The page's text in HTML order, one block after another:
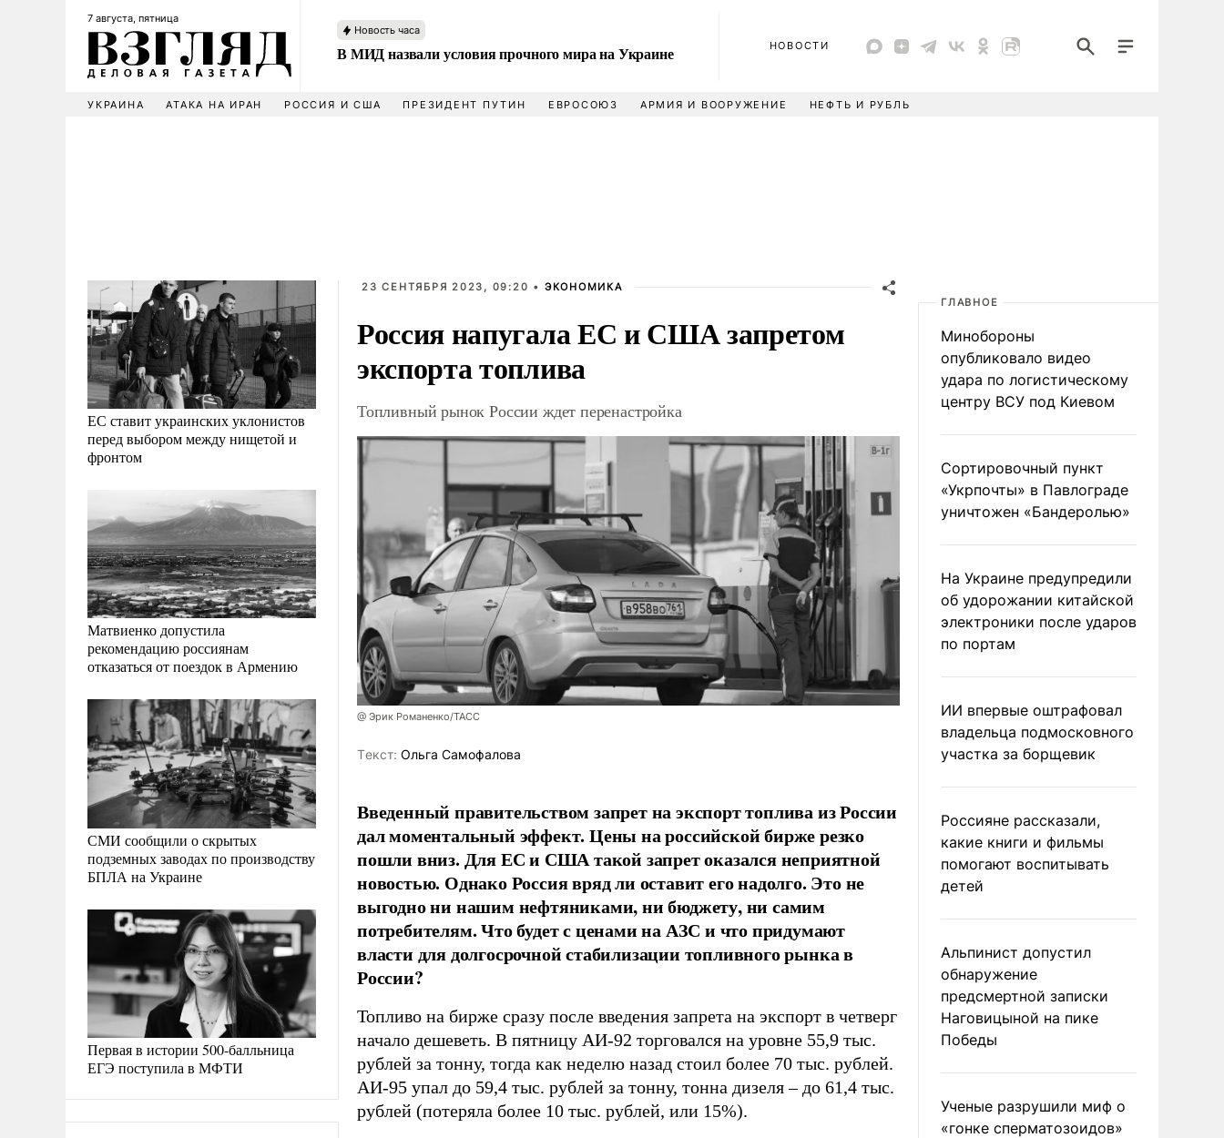
7 августа, пятница
Новость часа
В МИД назвали условия прочного мира на Украине НОВОСТИ
УКРАИНА АТАКА НА ИРАН РОССИЯ И США ПРЕЗИДЕНТ ПУТИН ЕВРОСОЮЗ АРМИЯ И ВООРУЖЕНИЕ НЕФТЬ И РУБЛЬ
ЕС ставит украинских уклонистов
перед выбором между нищетой и
фронтом
Матвиенко допустила
рекомендацию россиянам
отказаться от поездок в Армению
СМИ сообщили о скрытых
подземных заводах по производству
БПЛА на Украине
Первая в истории 500-балльница
ЕГЭ поступила в МФТИ
23 СЕНТЯБРЯ 2023, 09:20 • ЭКОНОМИКА
Россия напугала ЕС и США запретом
экспорта топлива
Топливный рынок России ждет перенастройка
@ Эрик Романенко/ТАСС
Tекст: Ольга Самофалова
Введенный правительством запрет на экспорт топлива из России
дал моментальный эффект. Цены на российской бирже резко
пошли вниз. Для ЕС и США такой запрет оказался неприятной
новостью. Однако Россия вряд ли оставит его надолго. Это не
выгодно ни нашим нефтяниками, ни бюджету, ни самим
потребителям. Что будет с ценами на АЗС и что придумают
власти для долгосрочной стабилизации топливного рынка в
России?
Топливо на бирже сразу после введения запрета на экспорт в четверг
начало дешеветь. В пятницу АИ-92 торговался на уровне 55,9 тыс.
рублей за тонну, тогда как неделю назад стоил более 70 тыс. рублей.
АИ-95 упал до 59,4 тыс. рублей за тонну, тонна дизеля – до 61,4 тыс.
рублей (потеряла более 10 тыс. рублей, или 15%).
ГЛАВНОЕ
Минобороны
опубликовало видео
удара по логистическому
центру ВСУ под Киевом
Сортировочный пункт
«Укрпочты» в Павлограде
уничтожен «Бандеролью»
На Украине предупредили
об удорожании китайской
электроники после ударов
по портам
ИИ впервые оштрафовал
владельца подмосковного
участка за борщевик
Россияне рассказали,
какие книги и фильмы
помогают воспитывать
детей
Альпинист допустил
обнаружение
предсмертной записки
Наговицыной на пике
Победы
Ученые разрушили миф о
«гонке сперматозоидов»